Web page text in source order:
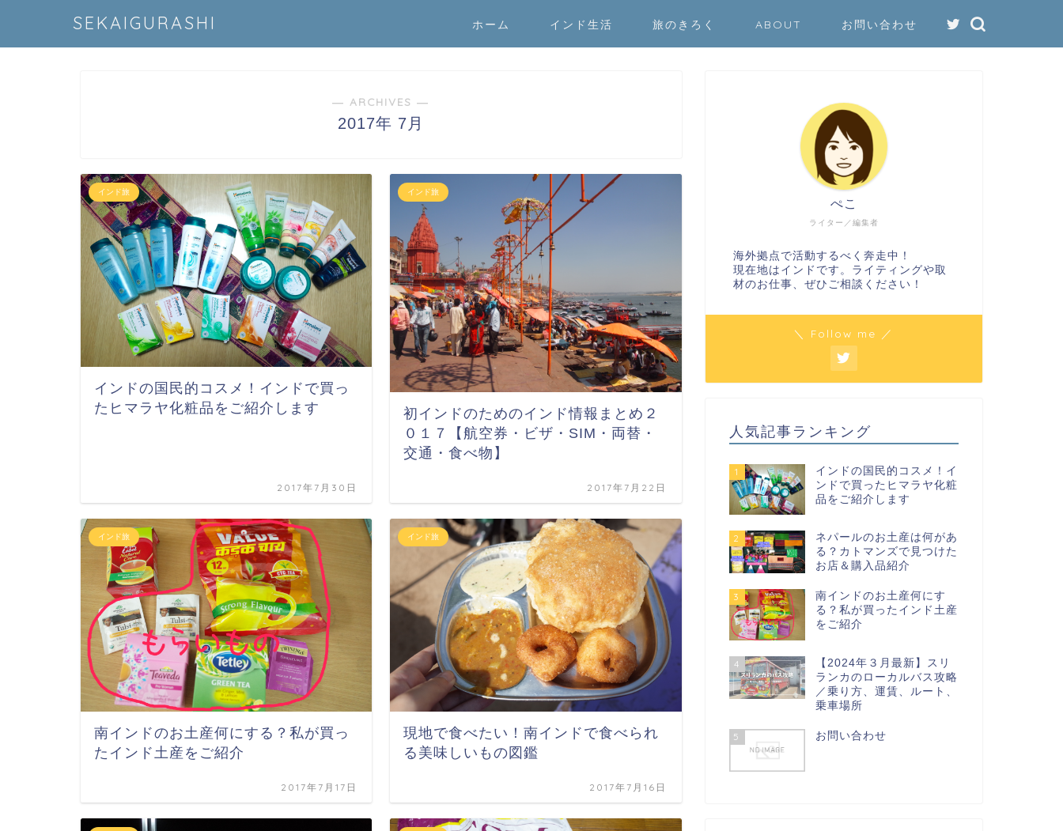
SEKAIGURASHI ホーム インド生活 旅のきろく ABOUT お問い合わせ
― ARCHIVES ―
2017年 7月
インド旅
インドの国民的コスメ！インドで買っ
たヒマラヤ化粧品をご紹介します
2017年7月30日
インド旅
初インドのためのインド情報まとめ２
０１７【航空券・ビザ・SIM・両替・
交通・食べ物】
2017年7月22日
インド旅
南インドのお土産何にする？私が買っ
たインド土産をご紹介
2017年7月17日
インド旅
現地で食べたい！南インドで食べられ
る美味しいもの図鑑
2017年7月16日
ライター／編集者
ぺこ
海外拠点で活動するべく奔走中！
現在地はインドです。ライティングや取
材のお仕事、ぜひご相談ください！
＼ Follow me ／
人気記事ランキング
1
インドの国民的コスメ！イ
ンドで買ったヒマラヤ化粧
品をご紹介します
2
ネパールのお土産は何があ
る？カトマンズで見つけた
お店＆購入品紹介
3
南インドのお土産何にす
る？私が買ったインド土産
をご紹介
4
【2024年３月最新】スリ
ランカのローカルバス攻略
／乗り方、運賃、ルート、
乗車場所
5 お問い合わせ